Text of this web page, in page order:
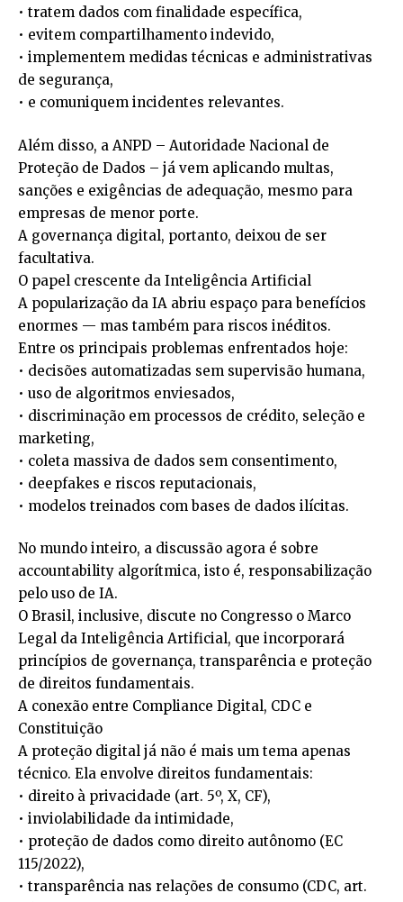
• tratem dados com finalidade específica,
• evitem compartilhamento indevido,
• implementem medidas técnicas e administrativas
de segurança,
• e comuniquem incidentes relevantes.
Além disso, a ANPD – Autoridade Nacional de
Proteção de Dados – já vem aplicando multas,
sanções e exigências de adequação, mesmo para
empresas de menor porte.
A governança digital, portanto, deixou de ser
facultativa.
O papel crescente da Inteligência Artificial
A popularização da IA abriu espaço para benefícios
enormes — mas também para riscos inéditos.
Entre os principais problemas enfrentados hoje:
• decisões automatizadas sem supervisão humana,
• uso de algoritmos enviesados,
• discriminação em processos de crédito, seleção e
marketing,
• coleta massiva de dados sem consentimento,
• deepfakes e riscos reputacionais,
• modelos treinados com bases de dados ilícitas.
No mundo inteiro, a discussão agora é sobre
accountability algorítmica, isto é, responsabilização
pelo uso de IA.
O Brasil, inclusive, discute no Congresso o Marco
Legal da Inteligência Artificial, que incorporará
princípios de governança, transparência e proteção
de direitos fundamentais.
A conexão entre Compliance Digital, CDC e
Constituição
A proteção digital já não é mais um tema apenas
técnico. Ela envolve direitos fundamentais:
• direito à privacidade (art. 5º, X, CF),
• inviolabilidade da intimidade,
• proteção de dados como direito autônomo (EC
115/2022),
• transparência nas relações de consumo (CDC, art.